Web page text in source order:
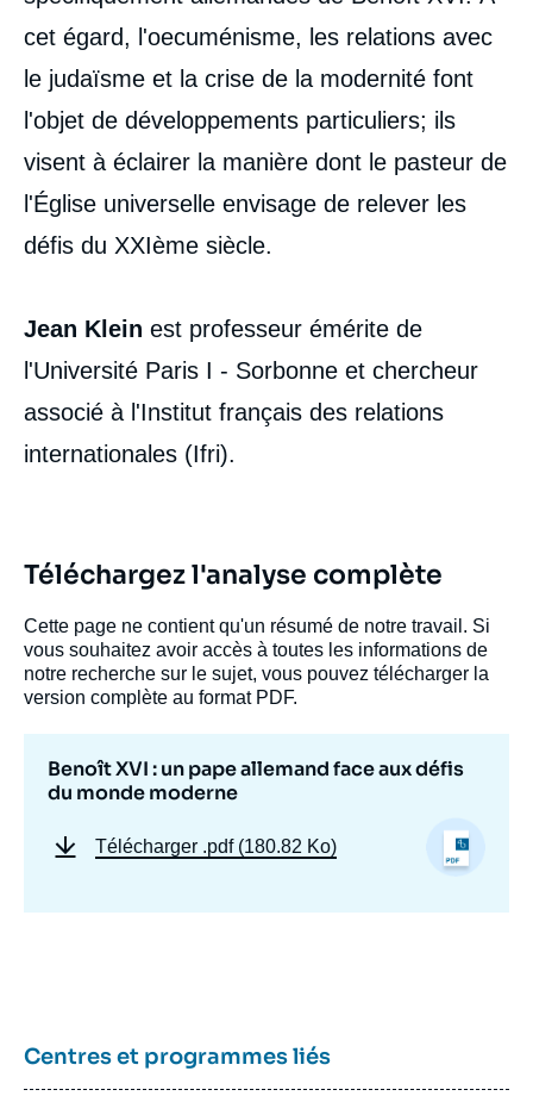
cet égard, l'oecuménisme, les relations avec
le judaïsme et la crise de la modernité font
l'objet de développements particuliers; ils
visent à éclairer la manière dont le pasteur de
l'Église universelle envisage de relever les
défis du XXIème siècle.
Jean Klein est professeur émérite de
l'Université Paris I - Sorbonne et chercheur
associé à l'Institut français des relations
internationales (Ifri).
Téléchargez l'analyse complète
Cette page ne contient qu'un résumé de notre travail. Si
vous souhaitez avoir accès à toutes les informations de
notre recherche sur le sujet, vous pouvez télécharger la
version complète au format PDF.
Benoît XVI : un pape allemand face aux défis
du monde moderne
Télécharger .pdf (180.82 Ko)
Centres et programmes liés